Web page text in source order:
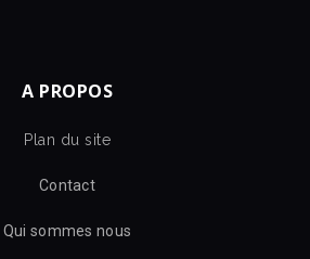
A PROPOS
Plan du site
Contact
Qui sommes nous